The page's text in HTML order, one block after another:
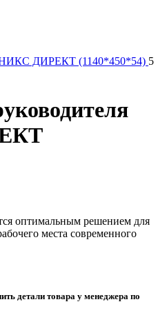
ДИРЕКТ (1140*450*54) 5
оптимальным решением для
места современного
детали товара у менеджера по